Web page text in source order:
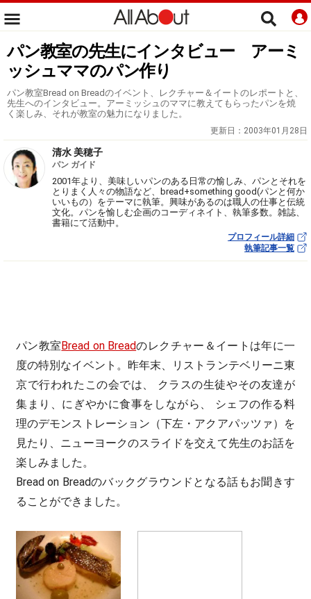
パン教室の先生にインタビュー アーミ
ッシュママのパン作り
パン教室Bread on Breadのイベント、レクチャー＆イートのレポートと、
先生へのインタビュー。アーミッシュのママに教えてもらったパンを焼
く楽しみ、それが教室の魅力になりました。
更新日： 2003年01月28日
清水 美穂子
パン ガイド
2001年より、美味しいパンのある日常の愉しみ、パンとそれを
とりまく人々の物語など、bread+something good(パンと何か
いいもの）をテーマに執筆。興味があるのは職人の仕事と伝統
文化。パンを愉しむ企画のコーディネイト、執筆多数。雑誌、
書籍にて活動中。
プロフィール詳細
執筆記事一覧
パン教室Bread on Breadのレクチャー＆イートは年に一
度の特別なイベント。昨年末、リストランテベリーニ東
京で行われたこの会では、 クラスの生徒やその友達が
集まり、にぎやかに食事をしながら、 シェフの作る料
理のデモンストレーション（下左・アクアパッツァ）を
見たり、ニューヨークのスライドを交えて先生のお話を
楽しみました。
Bread on Breadのバックグラウンドとなる話もお聞きす
ることができました。